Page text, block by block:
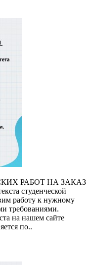
РАБОТ НА ЗАКАЗ
студенческой
работу к нужному
требованиями.
на нашем сайте
по..